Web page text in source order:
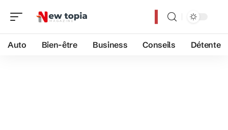
Auto Bien-être Business Conseils Détente